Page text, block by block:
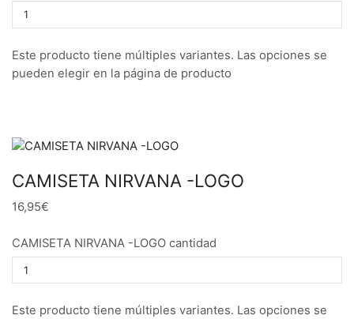
Este producto tiene múltiples variantes. Las opciones se
pueden elegir en la página de producto
CAMISETA NIRVANA -LOGO
16,95€
CAMISETA NIRVANA -LOGO cantidad
Este producto tiene múltiples variantes. Las opciones se